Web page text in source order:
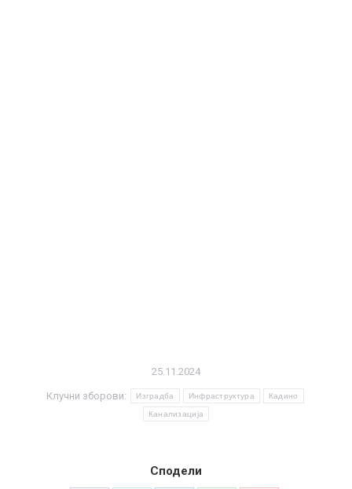
25.11.2024
Клучни зборови: Изградба Инфраструктура Кадино
Канализација
Сподели